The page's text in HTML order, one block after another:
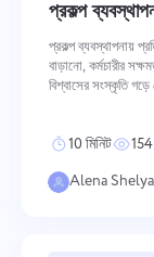
প্রকল্প
প্রকল্প ব্যবস্থাপনায়
বাড়ানো, কর্মচারীর
বিশ্বাসের সংস্কৃতি
10 মিনিট
Alena
প্রেরণ
"পাঠান" বোতামে
ব্যক্তিগত তথ্যের